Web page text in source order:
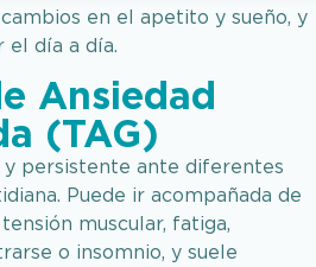
en el apetito y sueño, y
día a día.​
Ansiedad
(TAG)
y persistente ante diferentes
Puede ir acompañada de
muscular, fatiga,
o insomnio, y suele